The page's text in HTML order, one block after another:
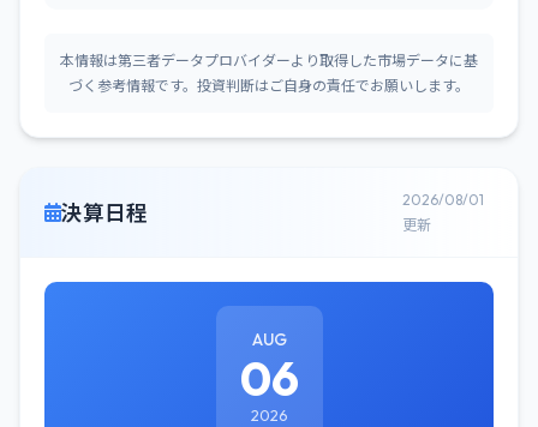
本情報は第三者データプロバイダーより取得した市場データに基
づく参考情報です。投資判断はご自身の責任でお願いします。
決算日程
2026/08/01
更新
AUG
06
2026